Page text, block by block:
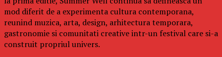
mod diferit de a experimenta cultura contemporana,
reunind muzica, arta, design, arhitectura temporara,
gastronomie si comunitati creative intr-un festival care si-a
construit propriul univers.